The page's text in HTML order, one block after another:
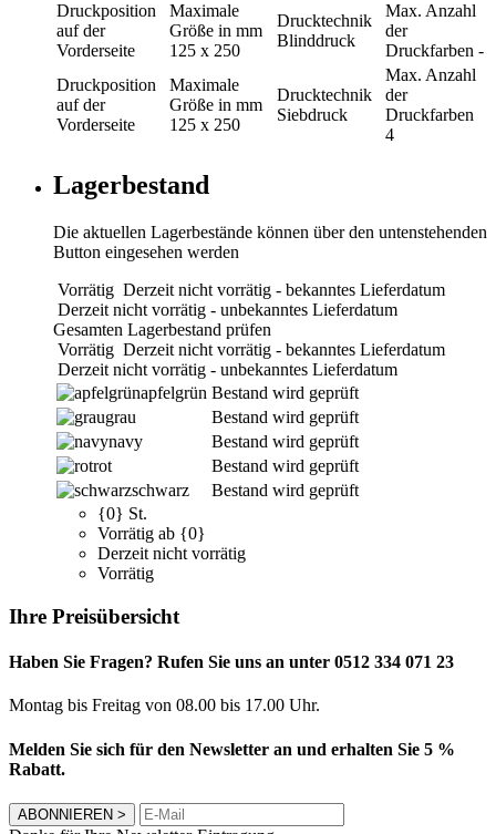
Druckposition
auf der
Vorderseite
Maximale
Größe in mm
125 x 250
Drucktechnik
Blinddruck
Max. Anzahl
der
Druckfarben -
Druckposition
auf der
Vorderseite
Maximale
Größe in mm
125 x 250
Drucktechnik
Siebdruck
Max. Anzahl
der
Druckfarben
4
Lagerbestand
Die aktuellen Lagerbestände können über den untenstehenden
Button eingesehen werden
Vorrätig Derzeit nicht vorrätig - bekanntes Lieferdatum
Derzeit nicht vorrätig - unbekanntes Lieferdatum
Gesamten Lagerbestand prüfen
Vorrätig Derzeit nicht vorrätig - bekanntes Lieferdatum
Derzeit nicht vorrätig - unbekanntes Lieferdatum
apfelgrün Bestand wird geprüft
grau
Bestand wird geprüft
navy
Bestand wird geprüft
rot
Bestand wird geprüft
schwarz
Bestand wird geprüft
{0} St.
Vorrätig ab {0}
Derzeit nicht vorrätig
Vorrätig
Ihre Preisübersicht
Haben Sie Fragen? Rufen Sie uns an unter 0512 334 071 23
Montag bis Freitag von 08.00 bis 17.00 Uhr.
Melden Sie sich für den Newsletter an und erhalten Sie 5 %
Rabatt.
ABONNIEREN >